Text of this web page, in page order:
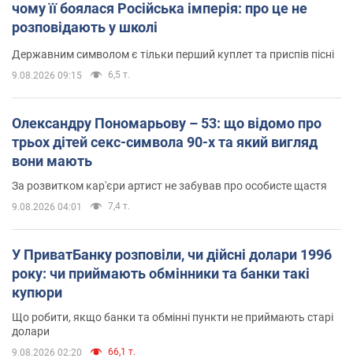
чому її боялася Російська імперія: про це не
розповідають у школі
Державним символом є тільки перший куплет та приспів пісні
9.08.2026 09:15 6,5 т.
Олександру Пономарьову – 53: що відомо про
трьох дітей секс-символа 90-х та який вигляд
вони мають
За розвитком кар'єри артист не забував про особисте щастя
9.08.2026 04:01 7,4 т.
У ПриватБанку розповіли, чи дійсні долари 1996
року: чи приймають обмінники та банки такі
купюри
Що робити, якщо банки та обмінні пункти не приймають старі
долари
9.08.2026 02:20 66,1 т.